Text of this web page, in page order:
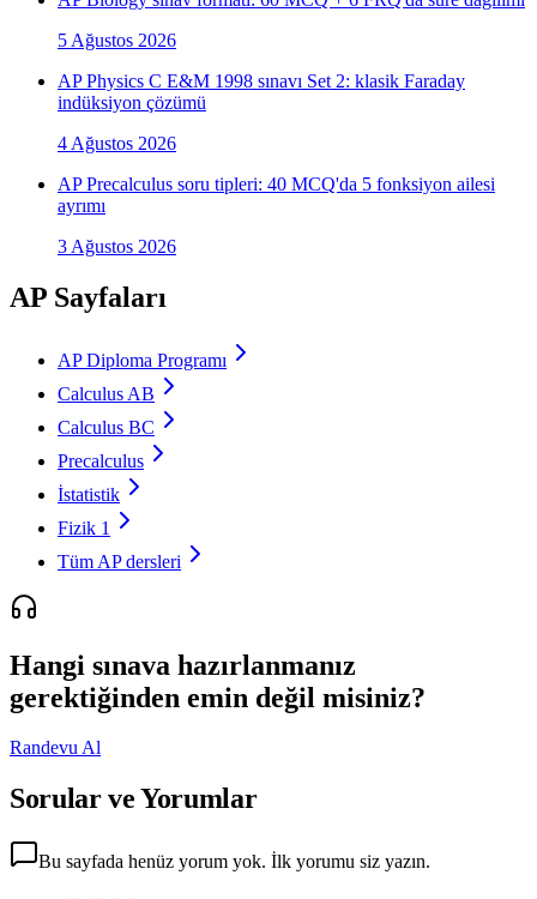
5 Ağustos 2026
AP Physics C E&M 1998 sınavı Set 2: klasik Faraday
indüksiyon çözümü
4 Ağustos 2026
AP Precalculus soru tipleri: 40 MCQ'da 5 fonksiyon ailesi
ayrımı
3 Ağustos 2026
AP Sayfaları
AP Diploma Programı
Calculus AB
Calculus BC
Precalculus
İstatistik
Fizik 1
Tüm AP dersleri
Hangi sınava hazırlanmanız
gerektiğinden emin değil misiniz?
Randevu Al
Sorular ve Yorumlar
Bu sayfada henüz yorum yok. İlk yorumu siz yazın.